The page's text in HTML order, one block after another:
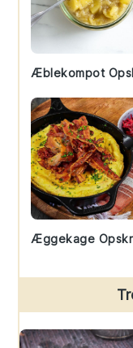
Æblekompot
Æggekage